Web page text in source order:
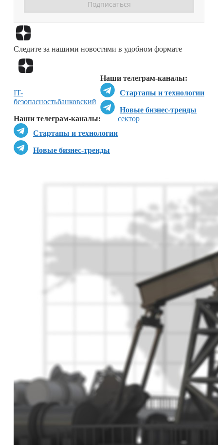
Следите за нашими новостями в удобном формате
Наши телеграм-каналы:
Стартапы и технологии
Новые бизнес-тренды
Наши телеграм-каналы:
Стартапы и технологии
Новые бизнес-тренды
IT-
безопасностьбанковский
сектор